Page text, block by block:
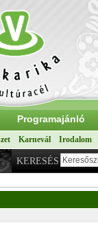
Programajánló
Karnevál Irodalom
KERESÉS